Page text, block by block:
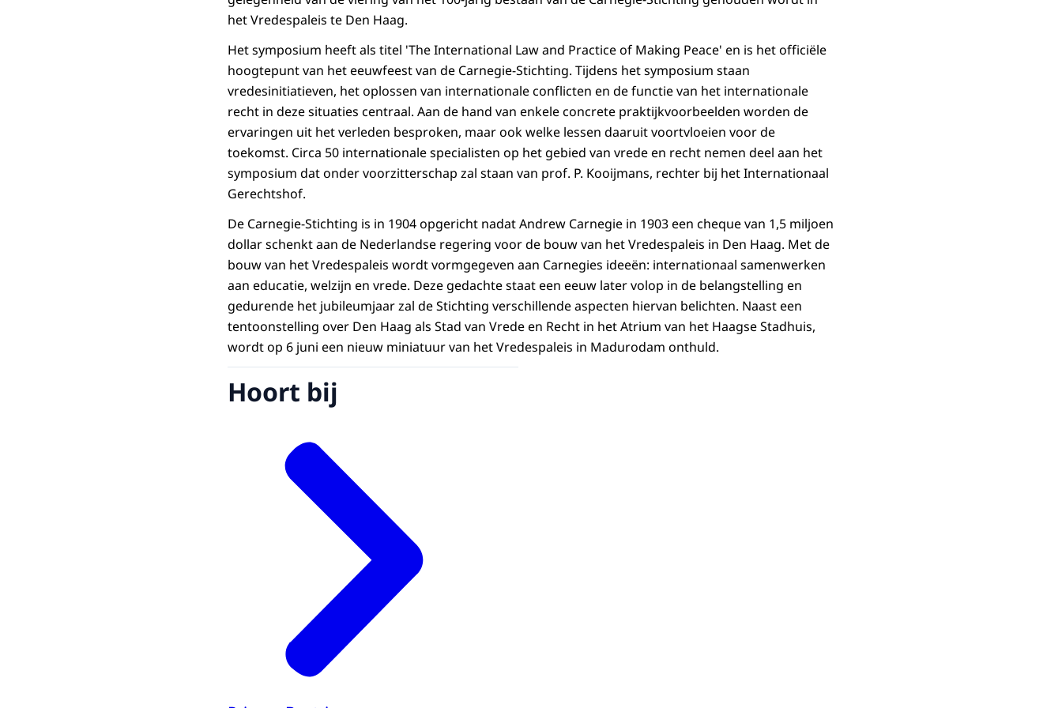
het Vredespaleis te Den Haag.
Het symposium heeft als titel 'The International Law and Practice of Making Peace' en is het officiële
hoogtepunt van het eeuwfeest van de Carnegie-Stichting. Tijdens het symposium staan
vredesinitiatieven, het oplossen van internationale conflicten en de functie van het internationale
recht in deze situaties centraal. Aan de hand van enkele concrete praktijkvoorbeelden worden de
ervaringen uit het verleden besproken, maar ook welke lessen daaruit voortvloeien voor de
toekomst. Circa 50 internationale specialisten op het gebied van vrede en recht nemen deel aan het
symposium dat onder voorzitterschap zal staan van prof. P. Kooijmans, rechter bij het Internationaal
Gerechtshof.
De Carnegie-Stichting is in 1904 opgericht nadat Andrew Carnegie in 1903 een cheque van 1,5 miljoen
dollar schenkt aan de Nederlandse regering voor de bouw van het Vredespaleis in Den Haag. Met de
bouw van het Vredespaleis wordt vormgegeven aan Carnegies ideeën: internationaal samenwerken
aan educatie, welzijn en vrede. Deze gedachte staat een eeuw later volop in de belangstelling en
gedurende het jubileumjaar zal de Stichting verschillende aspecten hiervan belichten. Naast een
tentoonstelling over Den Haag als Stad van Vrede en Recht in het Atrium van het Haagse Stadhuis,
wordt op 6 juni een nieuw miniatuur van het Vredespaleis in Madurodam onthuld.
Hoort bij